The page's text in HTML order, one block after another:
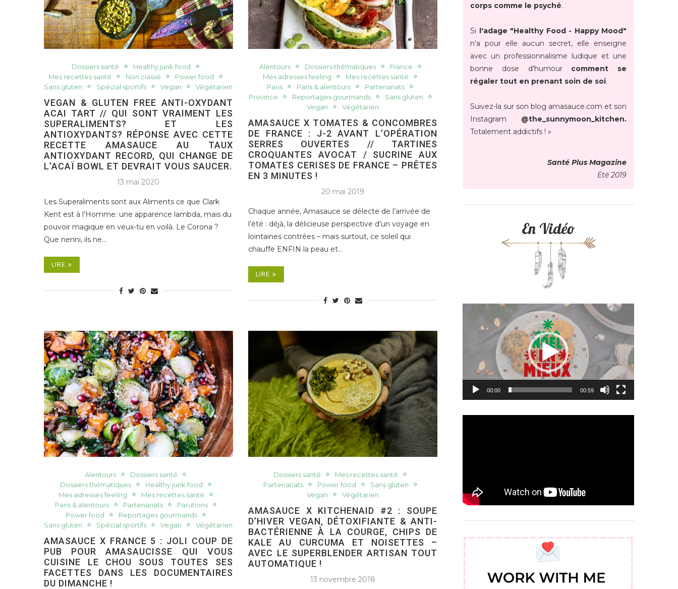
Dossiers santé
Healthy junk food
Mes recettes santé
Non classé
Power food
Sans gluten
Spécial sportifs Vegan Végétarien
VEGAN & GLUTEN FREE ANTI-OXYDANT
ACAI TART // QUI SONT VRAIMENT LES
SUPERALIMENTS? ET LES
ANTIOXYDANTS? RÉPONSE AVEC CETTE
RECETTE AMASAUCE AU TAUX
ANTIOXYDANT RECORD, QUI CHANGE DE
L’ACAÏ BOWL ET DEVRAIT VOUS SAUCER.
13 mai 2020
Les Superaliments sont aux Aliments ce que Clark
Kent est à l’Homme: une apparence lambda, mais du
pouvoir magique en veux-tu en voilà. Le Corona ?
Que nenni, ils ne…
LIRE
Alentours Dossiers thématiques
France
Mes adresses feeling
Mes recettes santé
Paris
Paris & alentours
Partenariats
Province
Reportages gourmands
Sans gluten
Vegan
Végétarien
AMASAUCE X TOMATES & CONCOMBRES
DE FRANCE : J-2 AVANT L’OPÉRATION
SERRES OUVERTES // TARTINES
CROQUANTES AVOCAT / SUCRINE AUX
TOMATES CERISES DE FRANCE – PRÊTES
EN 3 MINUTES !
20 mai 2019
Chaque année, Amasauce se délecte de l’arrivée de
l’été : déjà, la délicieuse perspective d’un voyage en
lointaines contrées – mais surtout, ce soleil qui
chauffe ENFIN la peau et…
LIRE
Alentours
Dossiers santé
Dossiers thématiques
Healthy junk food
Mes adresses feeling
Mes recettes santé
Paris & alentours
Partenariats
Parutions
Power food
Reportages gourmands
Sans gluten
Spécial sportifs Vegan Végétarien
AMASAUCE X FRANCE 5 : JOLI COUP DE
PUB POUR AMASAUCISSE QUI VOUS
CUISINE LE CHOU SOUS TOUTES SES
FACETTES DANS LES DOCUMENTAIRES
DU DIMANCHE !
Dossiers santé
Mes recettes santé
Partenariats
Power food
Sans gluten
Vegan
Végétarien
AMASAUCE X KITCHENAID #2 : SOUPE
D’HIVER VEGAN, DÉTOXIFIANTE & ANTI-
BACTÉRIENNE À LA COURGE, CHIPS DE
KALE AU CURCUMA ET NOISETTES –
AVEC LE SUPERBLENDER ARTISAN TOUT
AUTOMATIQUE !
13 novembre 2018
corps comme le psyché.
Si l'adage "Healthy Food - Happy Mood"
n'a pour elle aucun secret, elle enseigne
avec un professionnalisme ludique et une
bonne dose d’humour comment se
régaler tout en prenant soin de soi.
Suivez-la sur son blog amasauce.com et son
Instagram @the_sunnymoon_kitchen.
Totalement addictifs ! »
Santé Plus Magazine
Eté 2019
En Vidéo
00:00 00:59